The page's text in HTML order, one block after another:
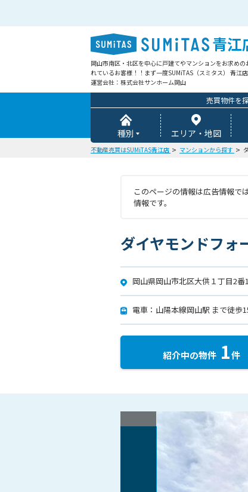
青江
岡山市南区・北区を中心に戸建てやマンションをお求め
れているお客様！！まず一度SUMiTAS（スミタス） 青江
運営会社：株式会社サンホーム岡山
売買物件を
種別 エリア・地図
不動産売買はSUMiTAS青江店 マンションから探す
このページの情報は広告情報で
情報です。
ダイヤモンドフォ
岡山県岡山市北区大供１丁目2番
電車：山陽本線岡山駅 まで徒歩
紹介中の物件 1件